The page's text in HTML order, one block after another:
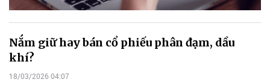
Nắm giữ hay bán cổ phiếu phân đạm, dầu
khí?
18/03/2026 04:07